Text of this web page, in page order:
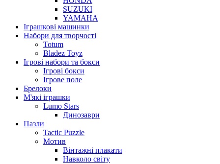
SUZUKI
YAMAHA
Іграшкові машинки
Набори для творчості
Totum
Bladez Toyz
Ігрові набори та бокси
Ігрові бокси
Ігрове поле
Брелоки
М'які іграшки
Lumo Stars
Динозаври
Пазли
Tactic Puzzle
Мотив
Вінтажні плакати
Навколо світу